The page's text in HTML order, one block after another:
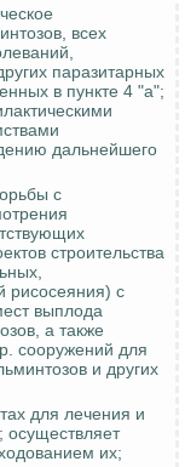
всех
паразитарных
в пункте 4 "а";
дальнейшего
с
строительства
рисосеяния) с
выплода
а также
сооружений для
и других
для лечения и
осуществляет
их;